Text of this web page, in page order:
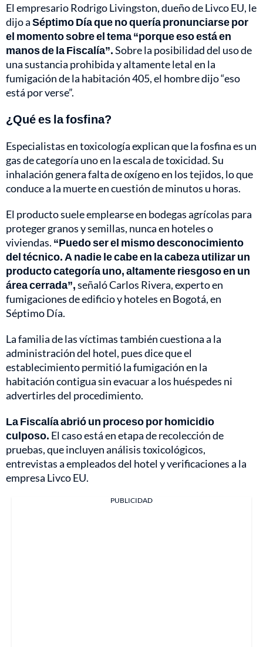
El empresario Rodrigo Livingston, dueño de Livco EU, le
dijo aSéptimo Día que no quería pronunciarse por
el momento sobre el tema “porque eso está en
manos de la Fiscalía”.Sobre la posibilidad del uso de
una sustancia prohibida y altamente letal en la
fumigación de la habitación 405, el hombre dijo “eso
está por verse”.
¿Qué es la fosfina?
Especialistas en toxicología explican que la fosfina es un
gas de categoría uno en la escala de toxicidad. Su
inhalación genera falta de oxígeno en los tejidos, lo que
conduce a la muerte en cuestión de minutos u horas.
El producto suele emplearse en bodegas agrícolas para
proteger granos y semillas, nunca en hoteles o
viviendas. “Puedo ser el mismo desconocimiento
del técnico. A nadie le cabe en la cabeza utilizar un
producto categoría uno, altamente riesgoso en un
área cerrada”,señaló Carlos Rivera, experto en
fumigaciones de edificio y hoteles en Bogotá, en
Séptimo Día.
La familia de las víctimas también cuestiona a la
administración del hotel, pues dice que el
establecimiento permitió la fumigación en la
habitación contigua sin evacuar a los huéspedes ni
advertirles del procedimiento.
La Fiscalía abrió un proceso por homicidio
culposo. El caso está en etapa de recolección de
pruebas, que incluyen análisis toxicológicos,
entrevistas a empleados del hotel y verificaciones a la
empresa Livco EU.
PUBLICIDAD